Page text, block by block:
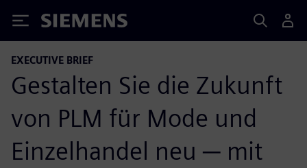
Siemens
EXECUTIVE BRIEF
Gestalten Sie die Zukunft
von PLM für Mode und
Einzelhandel neu ─ mit